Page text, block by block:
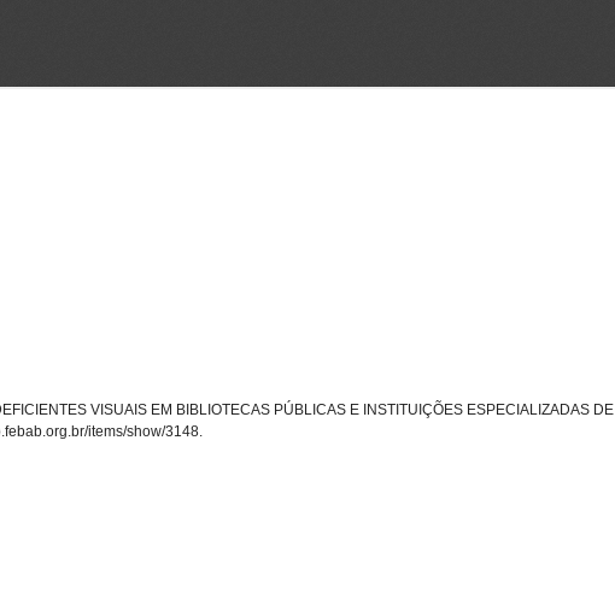
VISUAIS EM BIBLIOTECAS PÚBLICAS E INSTITUIÇÕES ESPECIALIZADAS DE
items/show/3148.